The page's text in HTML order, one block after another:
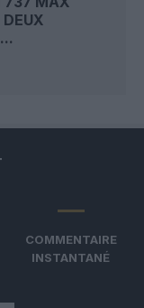
COMMENTAIRE
INSTANTANÉ